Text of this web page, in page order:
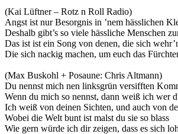
(Kai Lüftner – Rotz n Roll Radio)
Angst ist nur Besorgnis in ’nem hässlichen
Deshalb gibt’s so viele hässliche Menschen
Das ist ist ein Song von denen, die sich
Die sich nackig machen, um euch das
(Max Buskohl + Posaune: Chris Altmann)
Du nennst mich nen linksgrün versifften
Wenn du mich so nennst, dann weiß ich wer
Ich weiß von deinen Sichten, und auch von
Wobei die Welt bunt ist malst du sie so blass
Wie gern würde ich dir zeigen, dass es sich